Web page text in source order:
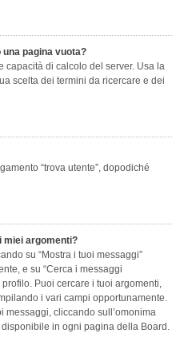
pagina vuota?
capacità di calcolo del server. Usa la
scelta dei termini da ricercare e dei
“trova utente”, dopodiché
miei argomenti?
su “Mostra i tuoi messaggi”
e su “Cerca i messaggi
Puoi cercare i tuoi argomenti,
i vari campi opportunamente.
messaggi, cliccando sull’omonima
in ogni pagina della Board.